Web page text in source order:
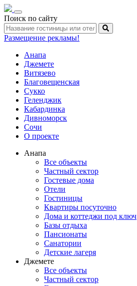
Toggle
navigation
Поиск по сайту
Размещение рекламы!
Анапа
Джемете
Витязево
Благовещенская
Сукко
Геленджик
Кабардинка
Дивноморск
Сочи
О проекте
Анапа
Все объекты
Частный сектор
Гостевые дома
Отели
Гостиницы
Квартиры посуточно
Дома и коттеджи под ключ
Базы отдыха
Пансионаты
Санатории
Детские лагеря
Джемете
Все объекты
Частный сектор